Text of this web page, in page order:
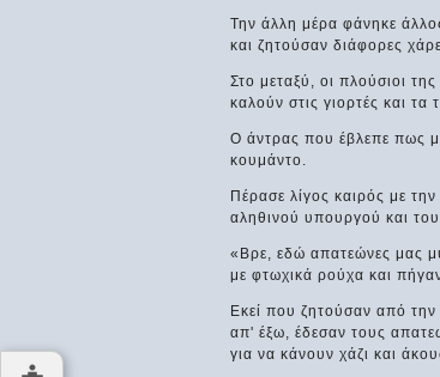
Την άλλη μέρα φάνηκε
και ζητούσαν διάφορες
Στο μεταξύ, οι πλούσιοι
καλούν στις γιορτές και
Ο άντρας που έβλεπε πως
κουμάντο.
Πέρασε λίγος καιρός με
αληθινού υπουργού και
«Βρε, εδώ απατεώνες μας
με φτωχικά ρούχα και
Εκεί που ζητούσαν από
απ' έξω, έδεσαν τους
για να κάνουν χάζι και